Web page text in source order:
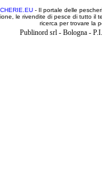
- Il portale delle
le rivendite di pesce di tutto il
ricerca per trovare la
Publinord srl - Bologna -